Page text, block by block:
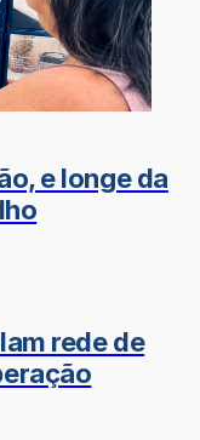
e longe da
rede de